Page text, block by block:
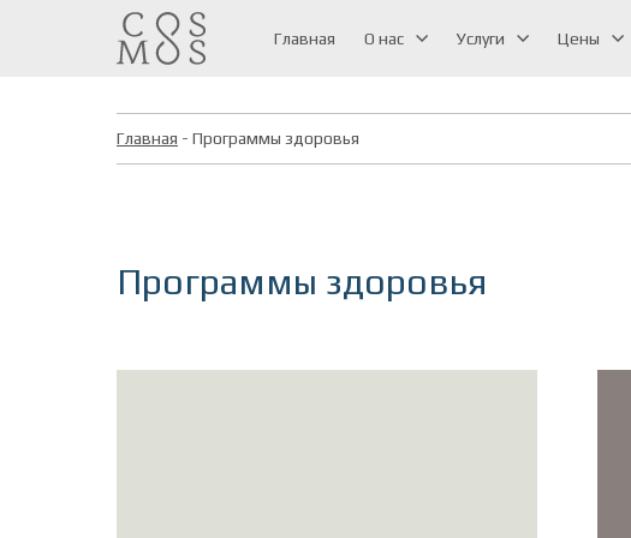
Главная О нас Услуги Цены
Главная - Программы здоровья
Программы здоровья